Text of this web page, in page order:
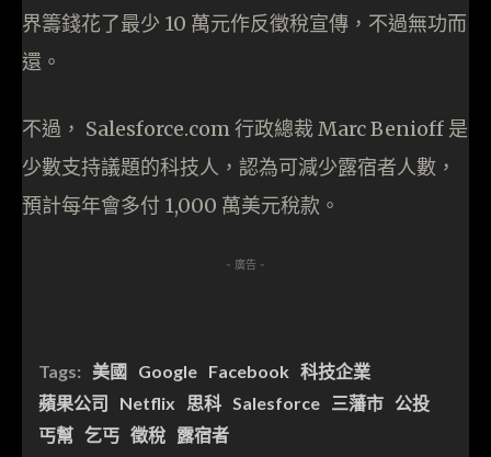
界籌錢花了最少 10 萬元作反徵稅宣傳，不過無功而
還。
不過， Salesforce.com 行政總裁 Marc Benioff 是
少數支持議題的科技人，認為可減少露宿者人數，
預計每年會多付 1,000 萬美元稅款。
- 廣告 -
Tags: 美國 Google Facebook 科技企業
蘋果公司
Netflix 思科 Salesforce 三藩市 公投
丐幫 乞丐 徵稅 露宿者